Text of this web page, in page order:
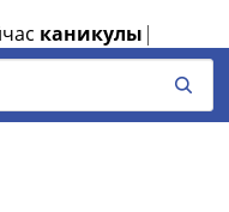
каникулы |